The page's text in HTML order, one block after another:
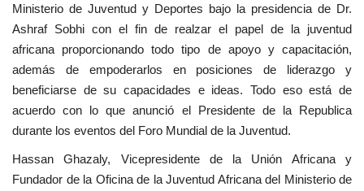
Ministerio de Juventud y Deportes bajo la presidencia de Dr.
Ashraf Sobhi con el fin de realzar el papel de la juventud
africana proporcionando todo tipo de apoyo y capacitación,
además de empoderarlos en posiciones de liderazgo y
beneficiarse de su capacidades e ideas. Todo eso está de
acuerdo con lo que anunció el Presidente de la Republica
durante los eventos del Foro Mundial de la Juventud.
Hassan Ghazaly, Vicepresidente de la Unión Africana y
Fundador de la Oficina de la Juventud Africana del Ministerio de